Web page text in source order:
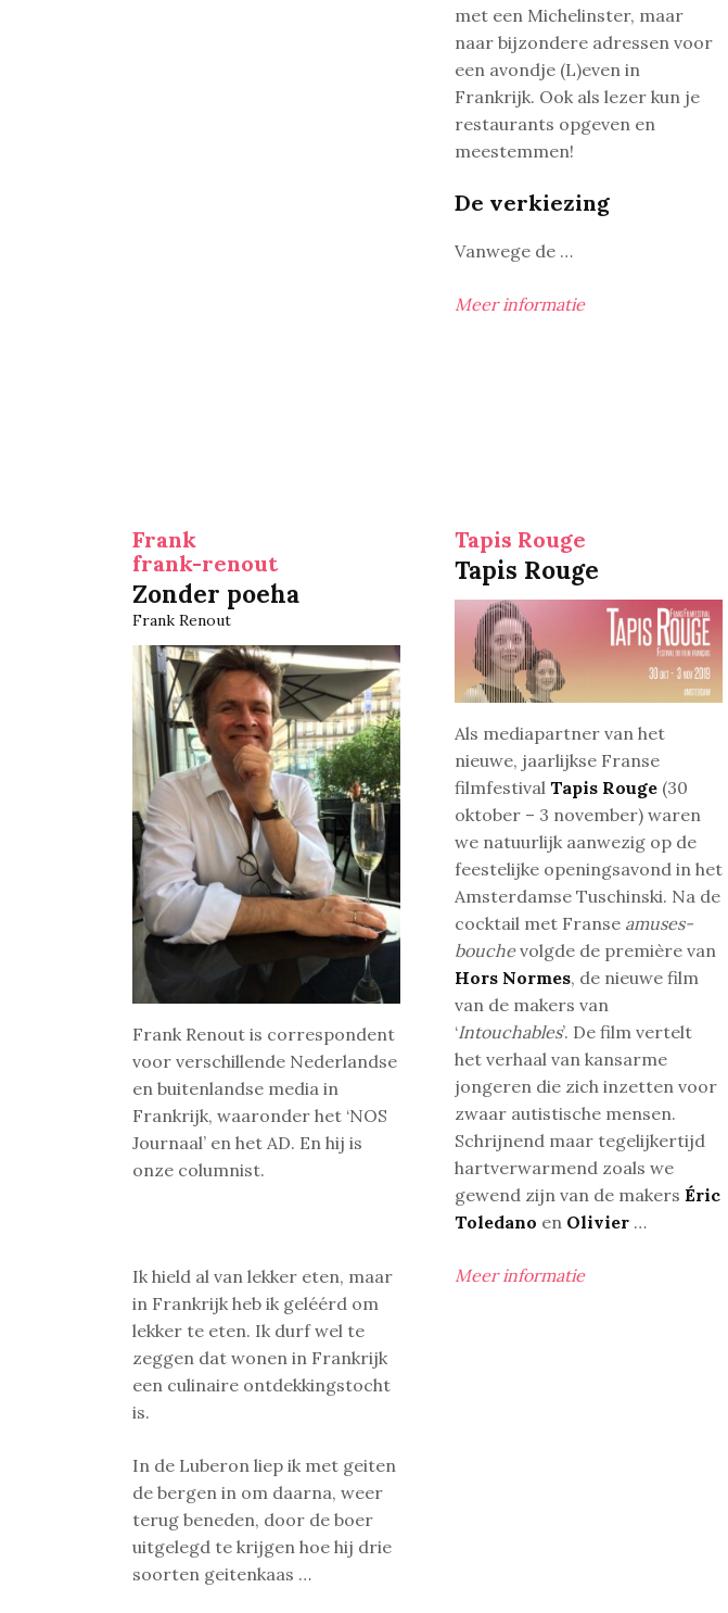
met een Michelinster, maar
naar bijzondere adressen voor
een avondje (L)even in
Frankrijk. Ook als lezer kun je
restaurants opgeven en
meestemmen!
De verkiezing
Vanwege de …
Meer informatie
Frank
frank-renout
Zonder poeha
Frank Renout
Frank Renout is correspondent
voor verschillende Nederlandse
en buitenlandse media in
Frankrijk, waaronder het ‘NOS
Journaal’ en het AD. En hij is
onze columnist.
Ik hield al van lekker eten, maar
in Frankrijk heb ik geléérd om
lekker te eten. Ik durf wel te
zeggen dat wonen in Frankrijk
een culinaire ontdekkingstocht
is.
In de Luberon liep ik met geiten
de bergen in om daarna, weer
terug beneden, door de boer
uitgelegd te krijgen hoe hij drie
soorten geitenkaas …
Tapis Rouge
Tapis Rouge
Als mediapartner van het
nieuwe, jaarlijkse Franse
filmfestival Tapis Rouge (30
oktober – 3 november) waren
we natuurlijk aanwezig op de
feestelijke openingsavond in het
Amsterdamse Tuschinski. Na de
cocktail met Franse amuses-
bouchevolgde de première van
Hors Normes, de nieuwe film
van de makers van
‘Intouchables’. De film vertelt
het verhaal van kansarme
jongeren die zich inzetten voor
zwaar autistische mensen.
Schrijnend maar tegelijkertijd
hartverwarmend zoals we
gewend zijn van de makers Éric
Toledano en Olivier …
Meer informatie